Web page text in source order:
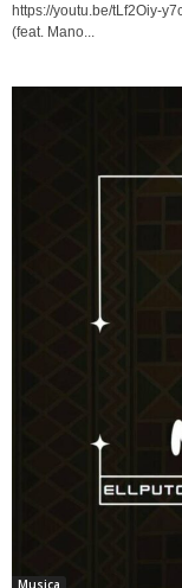
https://youtu.be/tLf2Oiy-
(feat. Mano...
Musica